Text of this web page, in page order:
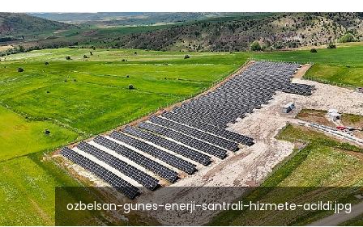
ozbelsan-gunes-enerji-santrali-hizmete-acildi.jpg